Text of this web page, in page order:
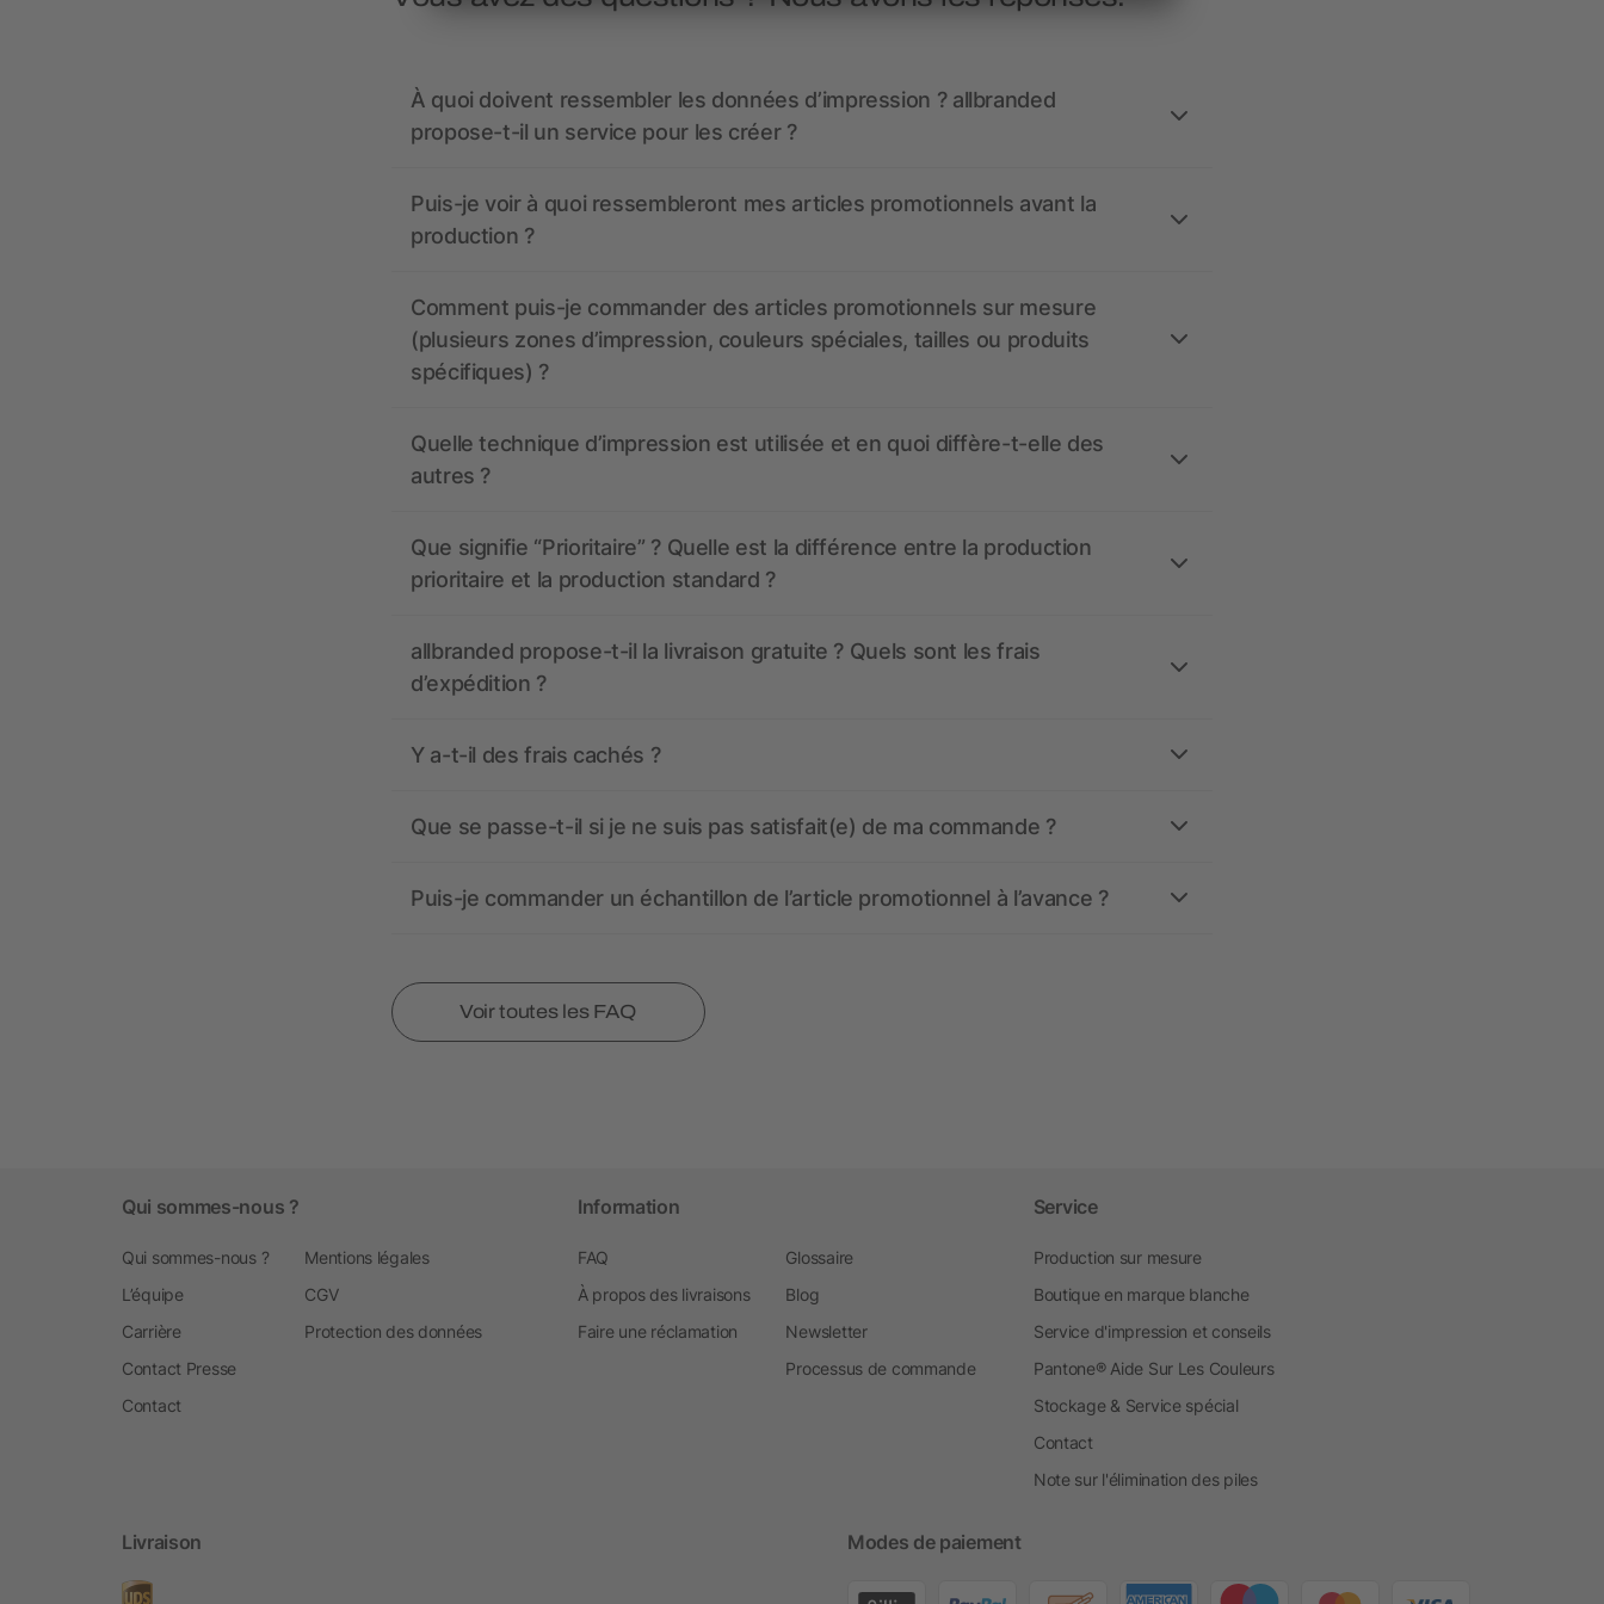
À quoi doivent ressembler les données d’impression ? allbranded
propose-t-il un service pour les créer ?
Puis-je voir à quoi ressembleront mes articles promotionnels avant la
production ?
Comment puis-je commander des articles promotionnels sur mesure
(plusieurs zones d’impression, couleurs spéciales, tailles ou produits
spécifiques) ?
Quelle technique d’impression est utilisée et en quoi diffère-t-elle des
autres ?
Que signifie “Prioritaire” ? Quelle est la différence entre la production
prioritaire et la production standard ?
allbranded propose-t-il la livraison gratuite ? Quels sont les frais
d’expédition ?
Y a-t-il des frais cachés ?
Que se passe-t-il si je ne suis pas satisfait(e) de ma commande ?
Puis-je commander un échantillon de l’article promotionnel à l’avance ?
Voir toutes les FAQ
Qui sommes-nous ?
Qui sommes-nous ?
L’équipe
Carrière
Contact Presse
Contact
Mentions légales
CGV
Protection des données
Information
FAQ
À propos des livraisons
Faire une réclamation
Glossaire
Blog
Newsletter
Processus de commande
Service
Production sur mesure
Boutique en marque blanche
Service d'impression et conseils
Pantone® Aide Sur Les Couleurs
Stockage & Service spécial
Contact
Note sur l'élimination des piles
Livraison Modes de paiement